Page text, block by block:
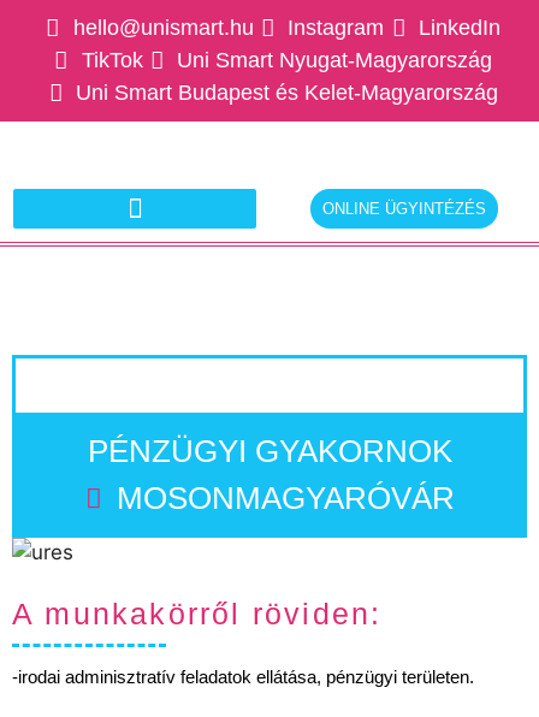
hello@unismart.hu Instagram
LinkedIn
TikTok
Uni Smart Nyugat-Magyarország
Uni Smart Budapest és Kelet-Magyarország
ONLINE ÜGYINTÉZÉS
PÉNZÜGYI GYAKORNOK
MOSONMAGYARÓVÁR
A munkakörről röviden:
-irodai adminisztratív feladatok ellátása, pénzügyi területen.